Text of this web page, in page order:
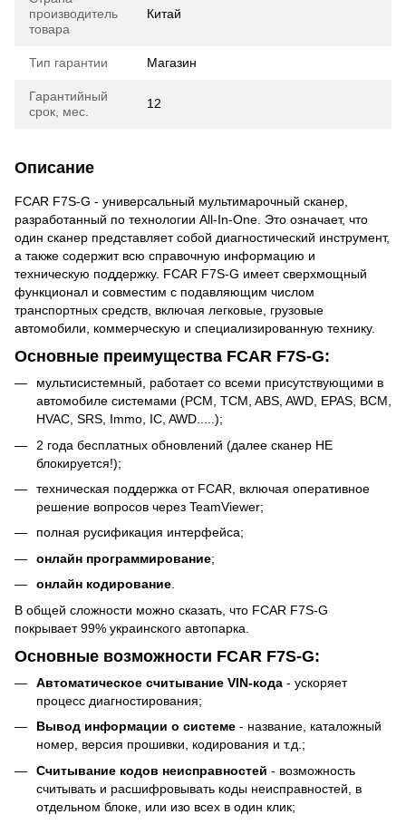
производитель
товара
Китай
Тип гарантии Магазин
Гарантийный
срок, мес.
12
Описание
FCAR F7S-G - универсальный мультимарочный сканер,
разработанный по технологии All-In-One. Это означает, что
один сканер представляет собой диагностический инструмент,
а также содержит всю справочную информацию и
техническую поддержку. FCAR F7S-G имеет сверхмощный
функционал и совместим с подавляющим числом
транспортных средств, включая легковые, грузовые
автомобили, коммерческую и специализированную технику.
Основные преимущества FCAR F7S-G:
мультисистемный, работает со всеми присутствующими в
автомобиле системами (PCM, TCM, ABS, AWD, EPAS, BCM,
HVAC, SRS, Immo, IC, AWD.....);
2 года бесплатных обновлений (далее сканер НЕ
блокируется!);
техническая поддержка от FCAR, включая оперативное
решение вопросов через TeamViewer;
полная русификация интерфейса;
онлайн программирование;
онлайн кодирование
В общей сложности можно сказать, что FCAR F7S-G
покрывает 99% украинского автопарка.
Основные возможности FCAR F7S-G:
Автоматическое считывание VIN-кода - ускоряет
процесс диагностирования;
Вывод информации о системе - название, каталожный
номер, версия прошивки, кодирования и т.д.;
Считывание кодов неисправностей - возможность
считывать и расшифровывать коды неисправностей, в
отдельном блоке, или изо всех в один клик;